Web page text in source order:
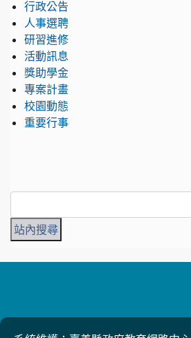
行政公告
人事選聘
研習進修
活動訊息
獎助學金
專案計畫
校園動態
重要行事